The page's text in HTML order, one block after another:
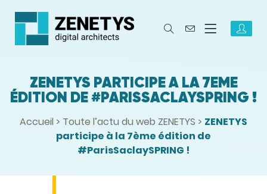
ZENETYS PARTICIPE À LA 7ÈME
ÉDITION DE #PARISSACLAYSPRING !
Accueil > Toute l’actu du web ZENETYS > ZENETYS
participe à la 7ème édition de
#ParisSaclaySPRING !